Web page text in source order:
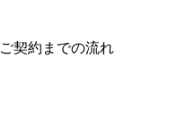
ご契約までの流れ